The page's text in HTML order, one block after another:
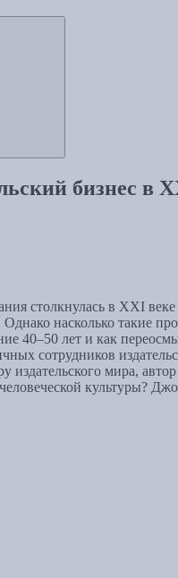
бизнес в
столкнулась в XXI
насколько такие
40–50 лет и как
сотрудников
издательского мира,